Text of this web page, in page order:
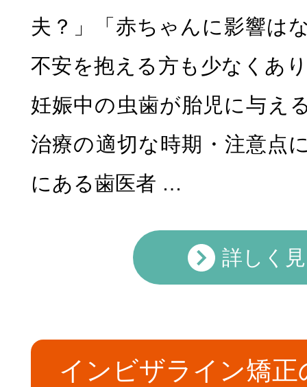
歯周病治療 予防歯科
夫？」「赤ちゃんに影響は
不安を抱える方も少なくあ
妊娠中の虫歯が胎児に与え
治療の適切な時期・注意点
にある歯医者 …
詳しく
インビザライン矯正